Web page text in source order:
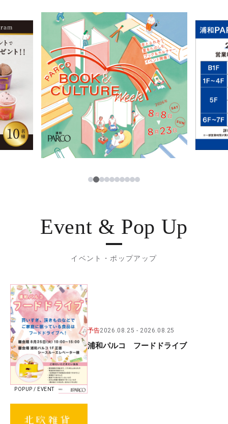
レストラン・カフェ
TAX FREE
PARCOメンバーズ
JP
ภาษาไทย
123456789
Event & Pop Up
イベント・ポップアップ
POPUP / EVENT
予告2026.08.25 2026.08.25
浦和パルコ フードドライブ